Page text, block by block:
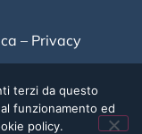
– Privacy
terzi da questo
funzionamento ed
policy.